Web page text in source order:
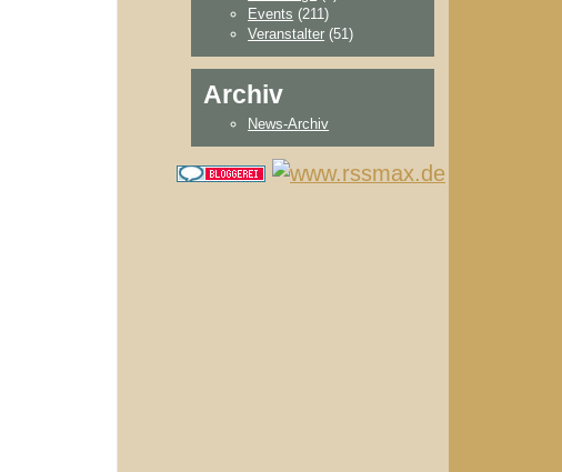
Events (211)
Veranstalter (51)
Archiv
News-Archiv